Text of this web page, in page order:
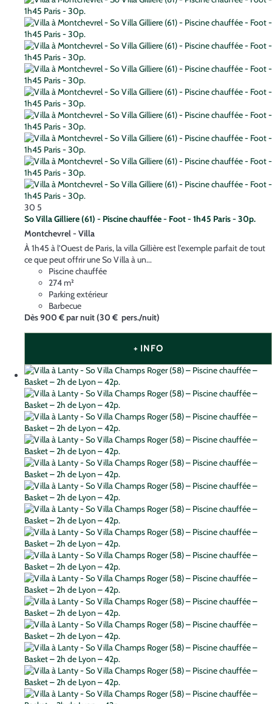
30 5
So Villa Gilliere (61) - Piscine chauffée - Foot - 1h45 Paris - 30p.
Montchevrel - Villa
À 1h45 à l’Ouest de Paris, la villa Gillière est l'exemple parfait de tout
ce que peut offrir une So Villa à un...
Piscine chauffée
274 m²
Parking extérieur
Barbecue
Dès900 €par nuit(30 € pers./nuit)
+ INFO